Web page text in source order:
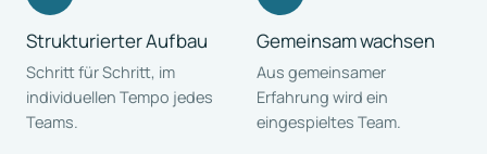
Strukturierter Aufbau
Schritt für Schritt, im
individuellen Tempo jedes
Teams.
Gemeinsam wachsen
Aus gemeinsamer
Erfahrung wird ein
eingespieltes Team.